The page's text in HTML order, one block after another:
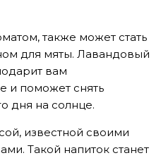
также может стать
для мяты. Лавандовый
вам
и поможет снять
дня на солнце.
известной своими
Такой напиток станет